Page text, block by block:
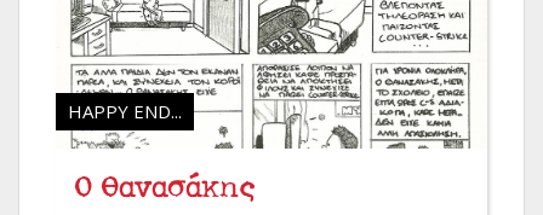
HAPPY END...
Ο Θανασάκης